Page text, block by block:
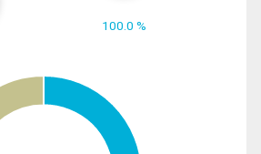
100.0 %